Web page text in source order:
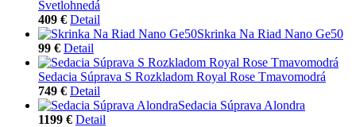
Svetlohnedá
409 € Detail
Skrinka Na Riad Nano Ge50
99 € Detail
Sedacia Súprava S Rozkladom Royal Rose Tmavomodrá
749 € Detail
Sedacia Súprava Alondra
1199 € Detail